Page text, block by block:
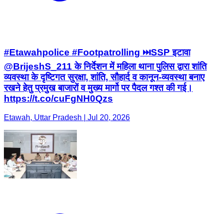
#Etawahpolice #Footpatrolling ⏭️SSP इटावा
@BrijeshS_211 के निर्देशन में महिला थाना पुलिस द्वारा शांति
व्यवस्था के दृष्टिगत सुरक्षा, शांति, सौहार्द व कानून-व्यवस्था बनाए
रखने हेतु प्रमुख बाजारों व मुख्य मार्गो पर पैदल गश्त की गई।
https://t.co/cuFgNH0Qzs
Etawah, Uttar Pradesh | Jul 20, 2026